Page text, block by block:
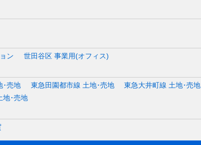
ン
世田谷区 事業用(オフィス)
･売地 東急田園都市線 土地･売地
東急大井町線 土地･売地
地･売地